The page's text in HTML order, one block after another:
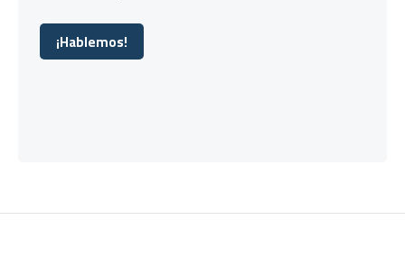
¡Hablemos!
¡Hablemos!